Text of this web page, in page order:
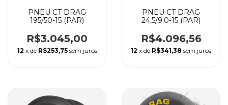
PNEU CT DRAG
195/50-15 (PAR)
R$3.045,00
12 x de R$253,75 sem juros
PNEU CT DRAG
24,5/9.0-15 (PAR)
R$4.096,56
12 x de R$341,38 sem juros